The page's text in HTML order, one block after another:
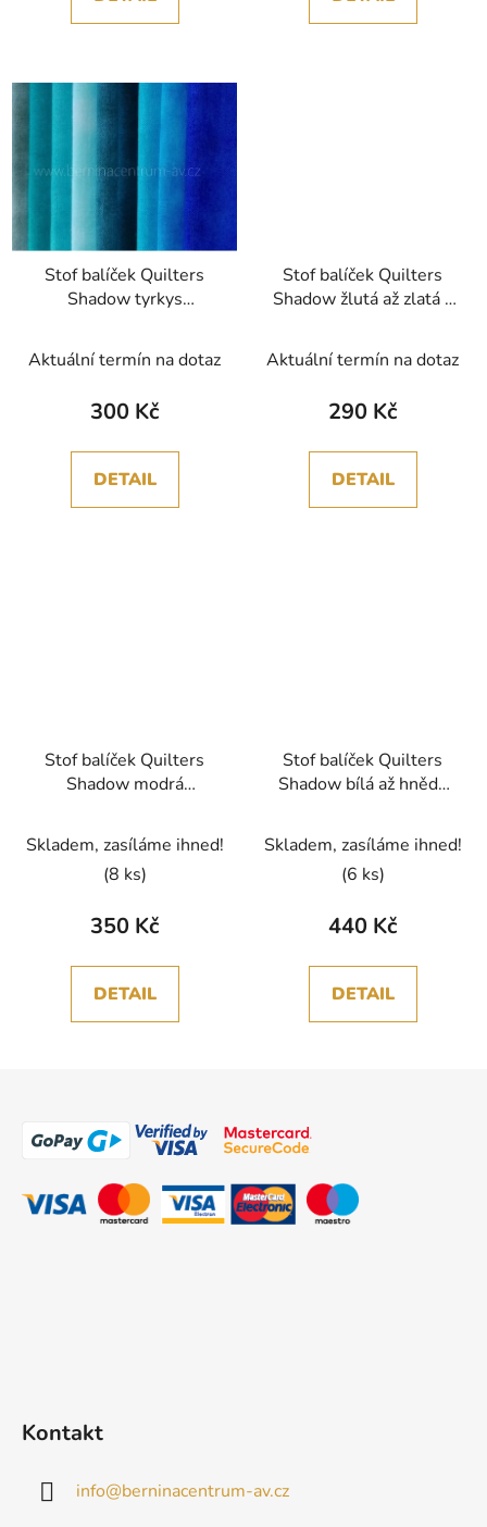
Stof balíček Quilters
Shadow tyrkys
bavlněná látka
patchwork
Aktuální termín na dotaz
300 Kč
DETAIL
Stof balíček Quilters
Shadow žlutá až zlatá II
patchwork
Aktuální termín na dotaz
290 Kč
DETAIL
Stof balíček Quilters
Shadow modrá
patchwork
Skladem, zasíláme ihned!
(8 ks)
350 Kč
DETAIL
Stof balíček Quilters
Shadow bílá až hnědá
patchwork
Skladem, zasíláme ihned!
(6 ks)
440 Kč
DETAIL
Kontakt
info@berninacentrum-av.cz